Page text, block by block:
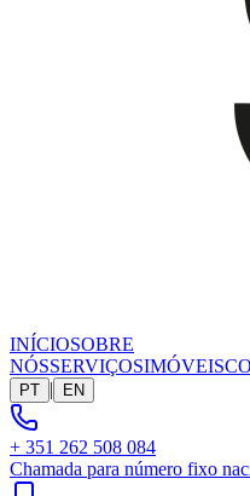
INÍCIOSOBRE
NÓSSERVIÇOSIMÓVEIS
PT | EN
+ 351 262 508 084
Chamada para número fixo